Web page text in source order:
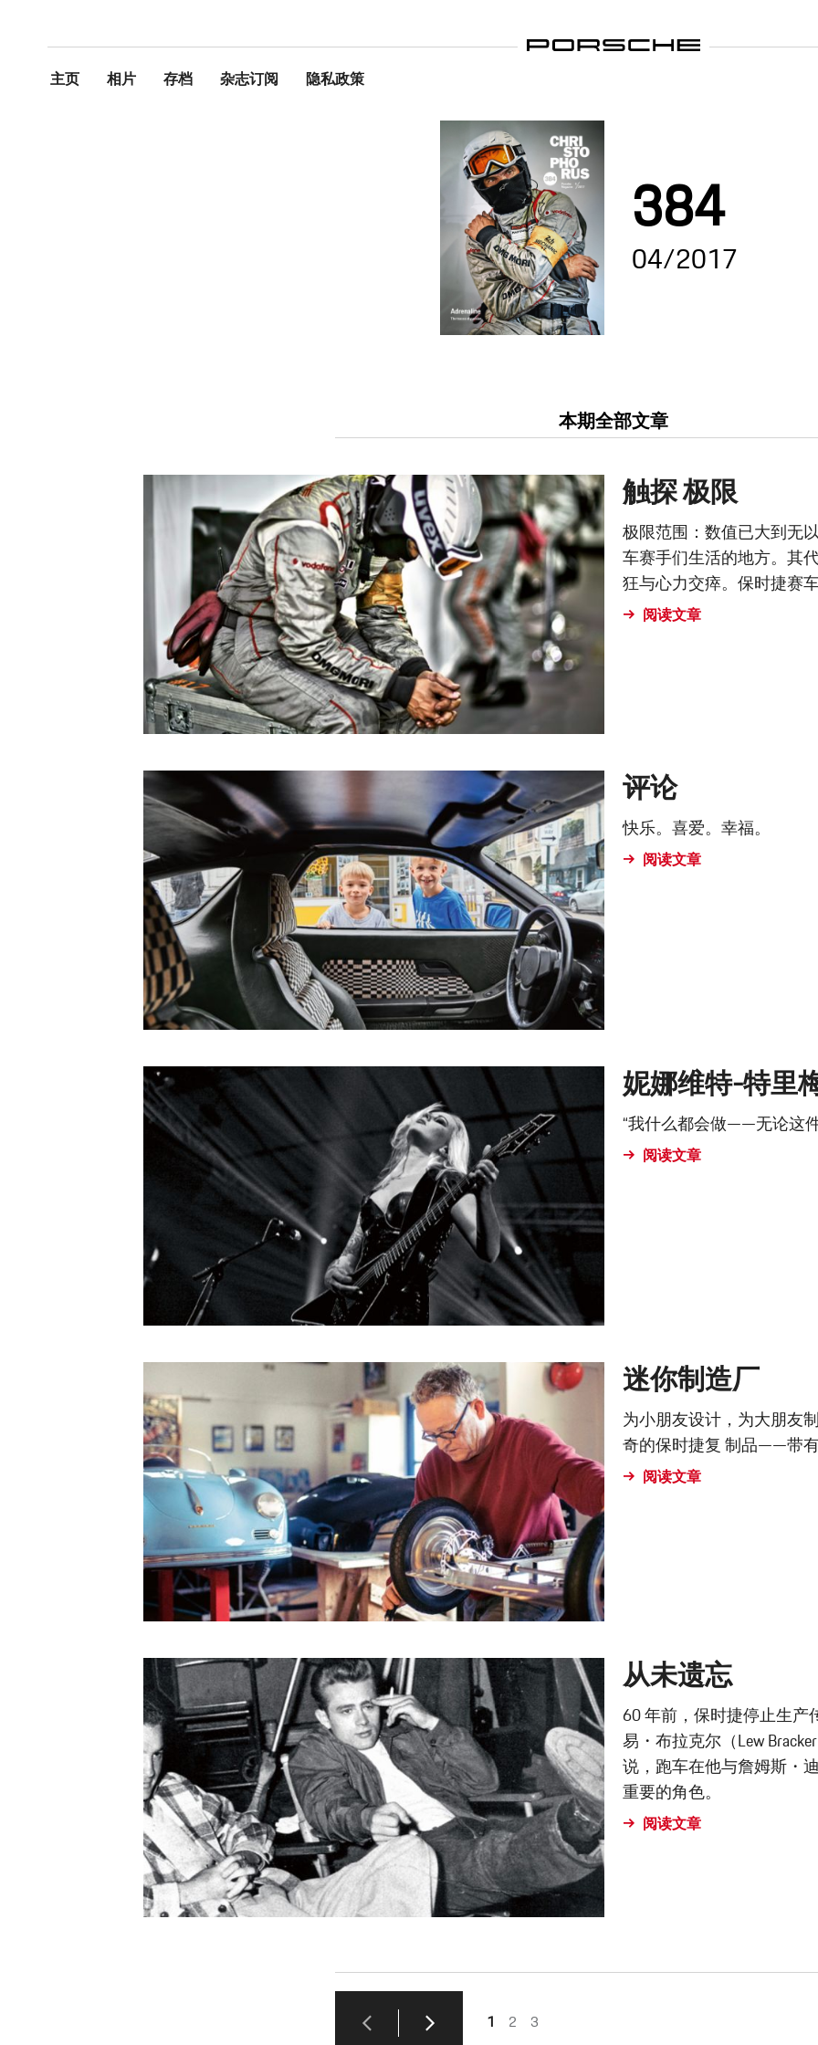
主页 相片 存档 杂志订阅 隐私政策
384
04/2017
本期全部文章
触探 极限
极限范围：数值已大到无
车赛手们生活的地方。其
狂与心力交瘁。保时捷赛
阅读文章
评论
快乐。喜爱。幸福。
阅读文章
妮娜维特-特里
“我什么都会做——无论这
阅读文章
迷你制造厂
为小朋友设计，为大朋友
奇的保时捷复 制品——带有
阅读文章
从未遗忘
60 年前，保时捷停止生产
易・布拉克尔（Lew
说，跑车在他与詹姆斯・
重要的角色。
阅读文章
1 2 3